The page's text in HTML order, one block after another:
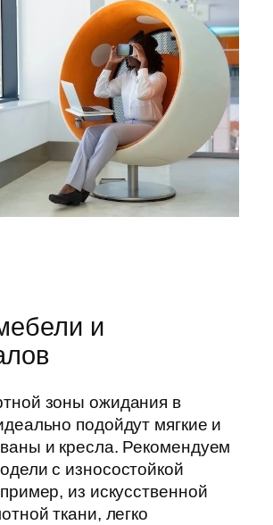
и
зоны ожидания в
подойдут мягкие и
и кресла. Рекомендуем
с износостойкой
из искусственной
ткани, легко